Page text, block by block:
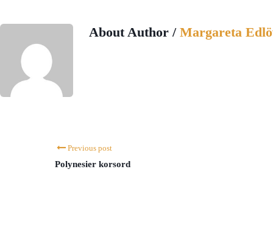
About Author / Margareta
Previous post
Polynesier korsord